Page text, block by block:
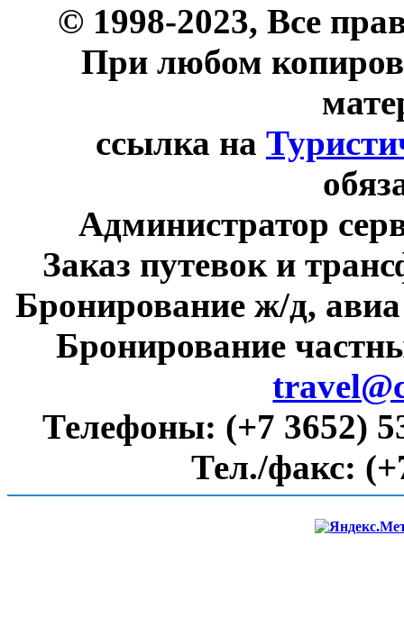
© 1998-2023, Все
При любом
ссылка на
Администратор
Заказ путевок и
Бронирование ж/д,
Бронирование
Телефоны: (+7 3652)
Тел./факс: